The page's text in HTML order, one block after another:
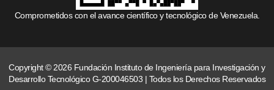
Comprometidos con el avance científico y tecnológico de Venezuela.
Copyright © 2026 Fundación Instituto de Ingeniería para Investigación y
Desarrollo Tecnológico G-200046503 | Todos los Derechos Reservados